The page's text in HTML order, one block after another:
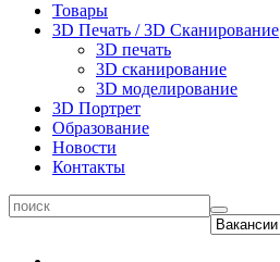
Товары
3D Печать / 3D Сканирование
3D печать
3D сканирование
3D моделирование
3D Портрет
Образование
Новости
Контакты